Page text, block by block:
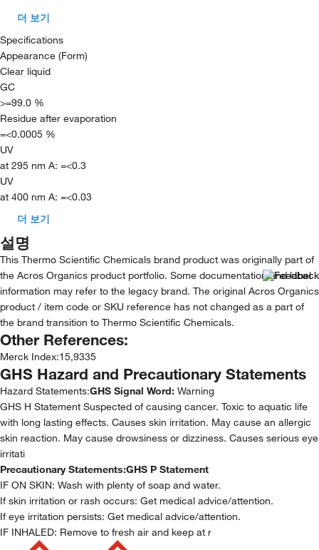
더 보기
Specifications
Appearance (Form)
Clear liquid
GC
>=99.0 %
Residue after evaporation
=<0.0005 %
UV
at 295 nm A: =<0.3
UV
at 400 nm A: =<0.03
더 보기
설명
This Thermo Scientific Chemicals brand product was originally part of
the Acros Organics product portfolio. Some documentation and label
information may refer to the legacy brand. The original Acros Organics
product / item code or SKU reference has not changed as a part of
the brand transition to Thermo Scientific Chemicals.
Other References:
Merck Index:15,9335
GHS Hazard and Precautionary Statements
Hazard Statements:GHS Signal Word: Warning
GHS H Statement Suspected of causing cancer. Toxic to aquatic life
with long lasting effects. Causes skin irritation. May cause an allergic
skin reaction. May cause drowsiness or dizziness. Causes serious eye
irritati
Precautionary Statements:GHS P Statement
IF ON SKIN: Wash with plenty of soap and water.
If skin irritation or rash occurs: Get medical advice/attention.
If eye irritation persists: Get medical advice/attention.
IF INHALED: Remove to fresh air and keep at r